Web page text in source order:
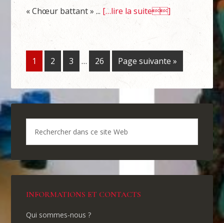
« Chœur battant » ... […lire la suite]
1 2 3 … 26 Page suivante »
INFORMATIONS ET CONTACTS
Qui sommes-nous ?